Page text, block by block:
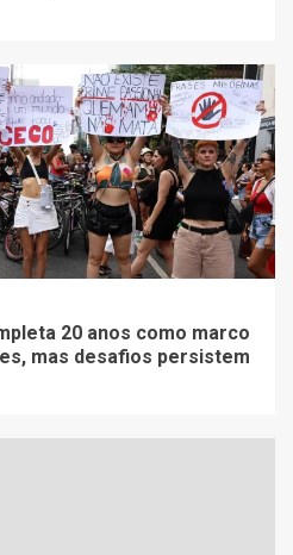
20 anos como marco
mas desafios persistem